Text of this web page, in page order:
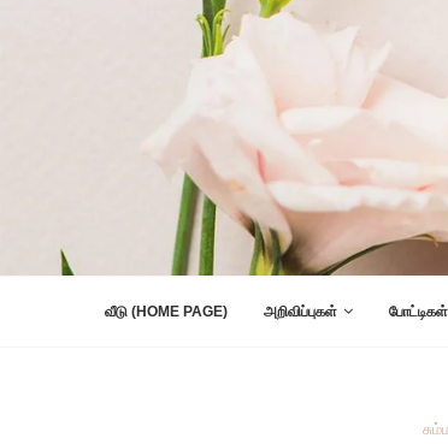
வீடு (HOME PAGE) அறிவிப்புகள் போட்டிகள்